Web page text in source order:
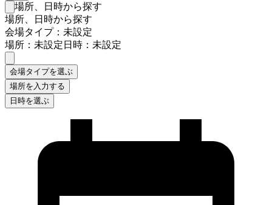
検索フォームを閉じる
場所、日時から探す
場所、日時から探す
会場タイプ：未設定
場所：未設定日時：未設定
会場タイプを選ぶ
場所を入力する
日時を選ぶ